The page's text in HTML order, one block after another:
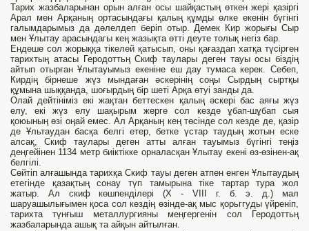
Тарих жазбаларынан орын алған осы шайқастың өткен жері қазіргі
Арал мен Арқаның ортасындағы қалың құмды өлке екенін бүгінгі
галымдарымыз да дәлелдеп беріп отыр. Демек Кир жорығы Сыр
мен Ұлытау арасындагы кең жазықта өтті деуте толық негіз бар.
Ендеше сол жорыққа тікелей қатысып, оны қағаздап хатқа түсірген
тарихтың атасы Геродоттьң Скиф таулары деген тауы осы біздің
айтып отырған Ұлытауымыз екеніне еш дау тумаса керек. Себеп,
Кирдің бірнеше жүз мындаған әскерінің соңы Сырдың сыртқы
құмына шыққанда, шоғырдың бір шеті Арқа өтуі занды да.
Олай дейтініміз екі жақтан беттескен қалың әскері бас аяғы жүз
елу, екі жүз елу шақырым жерге сол кезде ұбап-шұбап сыя
қоюының өзі оңай емес. Ал Арқаның кең төсінде сол кезде де, қазір
де Ұльтаудан басқа белгі етер, бетке үстар таудың жотын еске
алсақ, Скиф таулары деген атты алған тауымыз бүгінгі теңіз
деңгейінен 1134 метр биіктікке орналасқан Ұлытау екені өз-өзінен-ақ
белгілі.
Сөйтіп алғашында тарихқа Скиф тауы деген атпен енген Ұлытаудың
етегінде қазақтың сонау түп тамырына тіке тартар тура жол
жатыр. Ал скиф көшпенділері (X - VIII г. б. э. д.) мал
шаруашылығымен қоса сол кездің өзінде-ақ мыс қорьггуды үйреніп,
тарихта түнғыш металлургияны меңгергенін сол Геродоттьң
жазбаларында ашық та айқын айтылған.